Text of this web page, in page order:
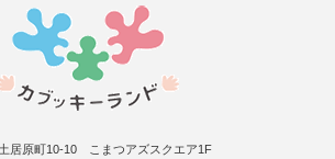
居原町10-10 こまつアズスクエア1F